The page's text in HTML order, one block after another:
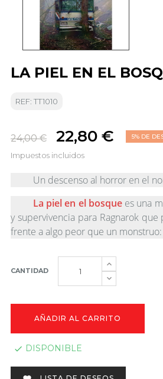
LA PIEL EN EL
REF: TT1010
24,00 € 22,80 € 5% DE
Impuestos incluidos
Un descenso al horror en el
La piel en el bosquees una
y supervivencia para Ragnarok
frente a algo peor que un
CANTIDAD
AÑADIR AL CARRITO
 DISPONIBLE